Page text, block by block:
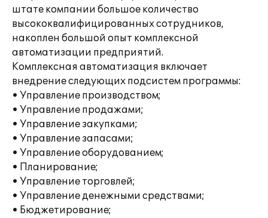
штате компании большое количество
высококвалифицированных сотрудников,
накоплен большой опыт комплексной
автоматизации предприятий.
Комплексная автоматизация включает
внедрение следующих подсистем программы:
• Управление производством;
• Управление продажами;
• Управление закупками;
• Управление запасами;
• Управление оборудованием;
• Планирование;
• Управление торговлей;
• Управление денежными средствами;
• Бюджетирование;